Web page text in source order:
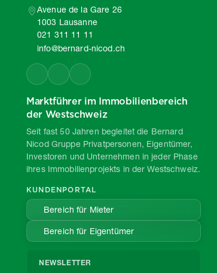
Avenue de la Gare 26
1003 Lausanne
021 311 11 11
info@bernard-nicod.ch
Marktführer im Immobilienbereich
der Westschweiz
Seit fast 50 Jahren begleitet die Bernard
Nicod Gruppe Privatpersonen, Eigentümer,
Investoren und Unternehmen in jeder Phase
ihres Immobilienprojekts in der Westschweiz.
KUNDENPORTAL
Bereich für Mieter
Bereich für Eigentümer
NEWSLETTER